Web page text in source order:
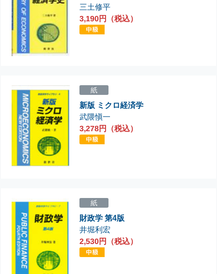
三土修平
3,190円（税込）
紙
新版 ミクロ経済学
武隈愼一
3,278円（税込）
紙
財政学 第4版
井堀利宏
2,530円（税込）